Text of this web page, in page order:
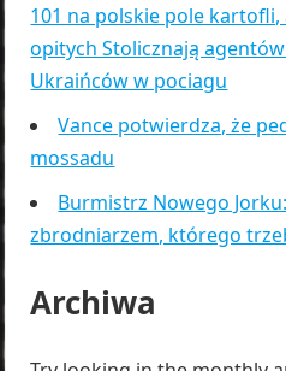
101 na polskie pole
opitych Stolicznają
Ukraińców w pociagu
Vance potwierdza, że
mossadu
Burmistrz Nowego
zbrodniarzem, którego
Archiwa